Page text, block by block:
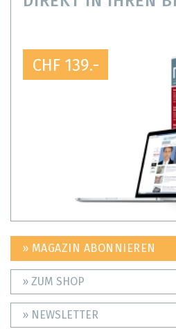
CHF 139.-
» MAGAZIN ABONNIEREN
» ZUM SHOP
» NEWSLETTER